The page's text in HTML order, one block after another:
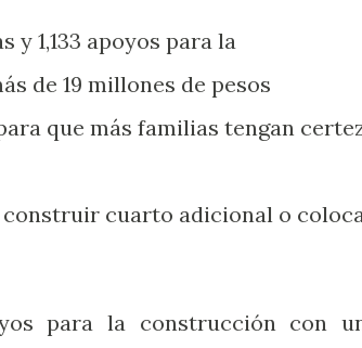
1,133 apoyos para la
de 19 millones de pesos
que más familias tengan
cuarto adicional o
para la construcción con